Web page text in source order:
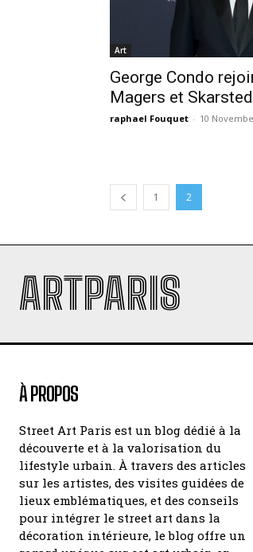
Art
George Condo
Magers et
raphael Fouquet - 10
1 2
ARTPARIS
À PROPOS
Street Art Paris est un blog dédié à la
découverte et à la valorisation du
lifestyle urbain. À travers des articles
sur les artistes, des visites guidées de
lieux emblématiques, et des conseils
pour intégrer le street art dans la
décoration intérieure, le blog offre un